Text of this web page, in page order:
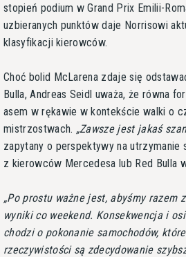
stopień podium w Grand Prix Emilii-
uzbieranych punktów daje Norrisowi
klasyfikacji kierowców.
Choć bolid McLarena zdaje się
Bulla, Andreas Seidl uważa, że równa
asem w rękawie w kontekście walki o
mistrzostwach. Zawsze jest jakaś
zapytany o perspektywy na utrzymanie
z kierowców Mercedesa lub Red Bulla
Po prostu ważne jest, abyśmy razem
wyniki co weekend. Konsekwencja i
chodzi o pokonanie samochodów,
rzeczywistości są zdecydowanie